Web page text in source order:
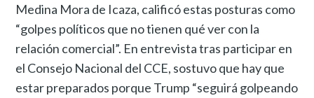
Medina Mora de Icaza, calificó estas posturas como
“golpes políticos que no tienen qué ver con la
relación comercial”. En entrevista tras participar en
el Consejo Nacional del CCE, sostuvo que hay que
estar preparados porque Trump “seguirá golpeando